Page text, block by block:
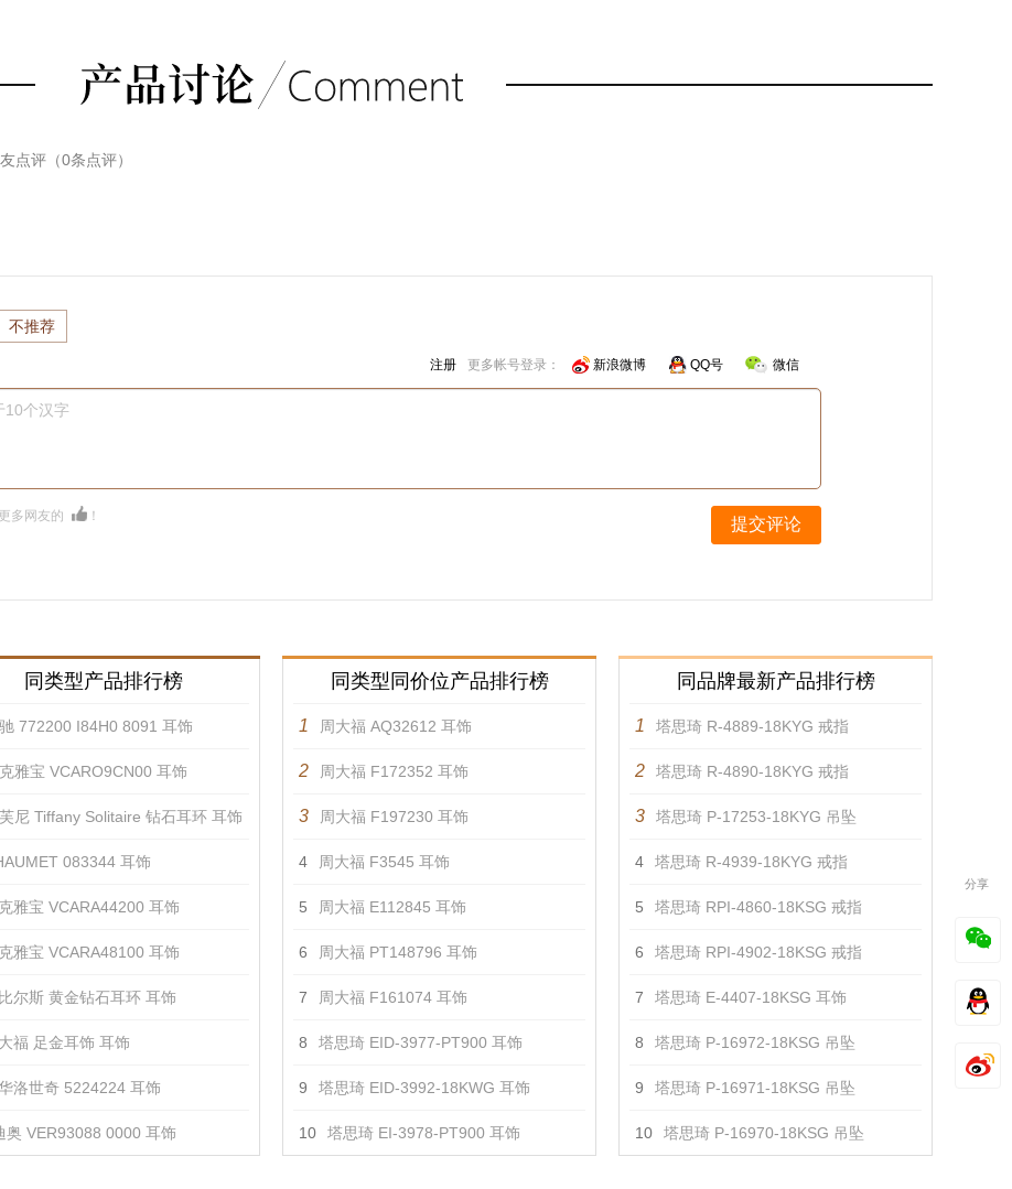
点评（0条点评）
不推荐
注册 更多帐号登录： 新浪微博 QQ号 微信
10个汉字
多网友的 ！ 提交评论
同类型产品排行榜
772200 I84H0 8091 耳饰
雅宝 VCARO9CN00 耳饰
尼 Tiffany Solitaire 钻石耳环 耳饰
083344 耳饰
雅宝 VCARA44200 耳饰
雅宝 VCARA48100 耳饰
尔斯 黄金钻石耳环 耳饰
福 足金耳饰 耳饰
洛世奇 5224224 耳饰
奥 VER93088 0000 耳饰
同类型同价位产品排行榜
1 周大福 AQ32612 耳饰
2 周大福 F172352 耳饰
3 周大福 F197230 耳饰
4 周大福 F3545 耳饰
5 周大福 E112845 耳饰
6 周大福 PT148796 耳饰
7 周大福 F161074 耳饰
8 塔思琦 EID-3977-PT900 耳饰
9 塔思琦 EID-3992-18KWG 耳饰
10 塔思琦 EI-3978-PT900 耳饰
同品牌最新产品排行榜
1 塔思琦 R-4889-18KYG 戒指
2 塔思琦 R-4890-18KYG 戒指
3 塔思琦 P-17253-18KYG 吊坠
4 塔思琦 R-4939-18KYG 戒指
5 塔思琦 RPI-4860-18KSG 戒指
6 塔思琦 RPI-4902-18KSG 戒指
7 塔思琦 E-4407-18KSG 耳饰
8 塔思琦 P-16972-18KSG 吊坠
9 塔思琦 P-16971-18KSG 吊坠
10 塔思琦 P-16970-18KSG 吊坠
分享